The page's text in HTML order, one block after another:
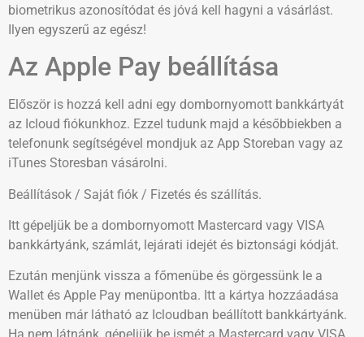
biometrikus azonosítódat és jóvá kell hagyni a vásárlást.
Ilyen egyszerű az egész!
Az Apple Pay beállítása
Először is hozzá kell adni egy dombornyomott bankkártyát
az Icloud fiókunkhoz. Ezzel tudunk majd a későbbiekben a
telefonunk segítségével mondjuk az App Storeban vagy az
iTunes Storesban vásárolni.
Beállítások / Saját fiók / Fizetés és szállítás.
Itt gépeljük be a dombornyomott Mastercard vagy VISA
bankkártyánk, számlát, lejárati idejét és biztonsági kódját.
Ezután menjünk vissza a főmenübe és görgessünk le a
Wallet és Apple Pay menüpontba. Itt a kártya hozzáadása
menüben már látható az Icloudban beállított bankkártyánk.